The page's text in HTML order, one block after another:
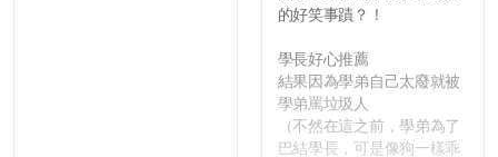
的好笑事蹟？！
學長好心推薦
結果因為學弟自己太廢就被
學弟罵垃圾人
（不然在這之前，學弟為了
巴結學長，可是像狗一樣乖